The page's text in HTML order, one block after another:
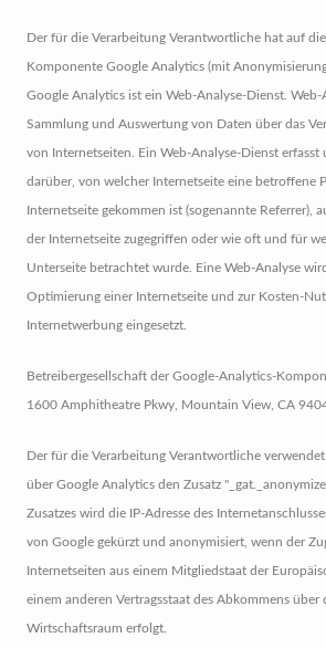
Der für die Verarbeitung Verantwortliche hat auf
Komponente Google Analytics (mit
Google Analytics ist ein Web-Analyse-Dienst. Web-
Sammlung und Auswertung von Daten über das
von Internetseiten. Ein Web-Analyse-Dienst erfasst
darüber, von welcher Internetseite eine betroffene
Internetseite gekommen ist (sogenannte Referrer),
der Internetseite zugegriffen oder wie oft und für
Unterseite betrachtet wurde. Eine Web-Analyse
Optimierung einer Internetseite und zur Kosten-
Internetwerbung eingesetzt.
Betreibergesellschaft der Google-Analytics-
1600 Amphitheatre Pkwy, Mountain View, CA
Der für die Verarbeitung Verantwortliche
über Google Analytics den Zusatz
Zusatzes wird die IP-Adresse des
von Google gekürzt und anonymisiert, wenn der
Internetseiten aus einem Mitgliedstaat der
einem anderen Vertragsstaat des Abkommens über
Wirtschaftsraum erfolgt.